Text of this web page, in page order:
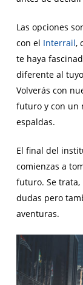
Las opciones
con el Interrail,
te haya
diferente al
Volverás con
futuro y con un
espaldas.
El final del
comienzas a
futuro. Se
dudas pero
aventuras.